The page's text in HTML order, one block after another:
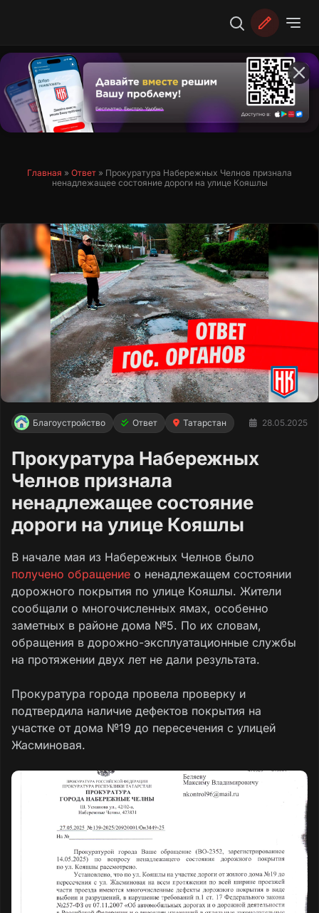
Главная » Ответ » Прокуратура Набережных Челнов признала
ненадлежащее состояние дороги на улице Кояшлы
Благоустройство Ответ Татарстан 28.05.2025
Прокуратура Набережных
Челнов признала
ненадлежащее состояние
дороги на улице Кояшлы
В начале мая из Набережных Челнов было
получено обращение о ненадлежащем состоянии
дорожного покрытия по улице Кояшлы. Жители
сообщали о многочисленных ямах, особенно
заметных в районе дома №5. По их словам,
обращения в дорожно-эксплуатационные службы
на протяжении двух лет не дали результата.
Прокуратура города провела проверку и
подтвердила наличие дефектов покрытия на
участке от дома №19 до пересечения с улицей
Жасминовая.